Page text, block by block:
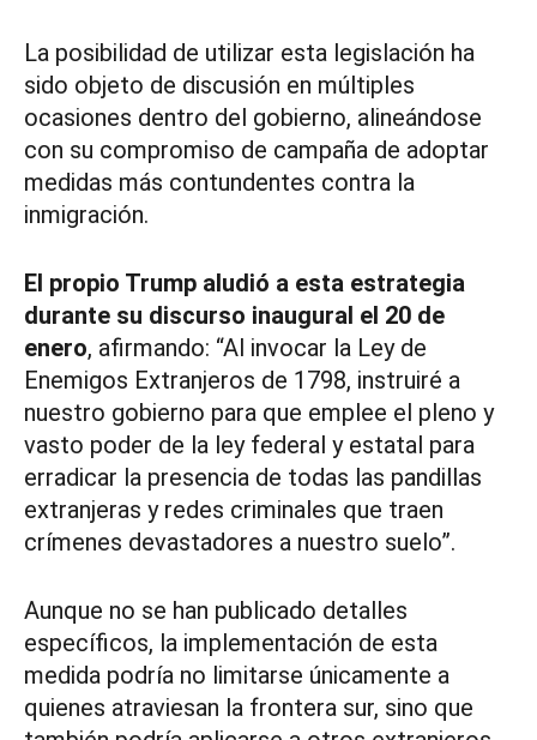
La posibilidad de utilizar esta legislación ha
sido objeto de discusión en múltiples
ocasiones dentro del gobierno, alineándose
con su compromiso de campaña de adoptar
medidas más contundentes contra la
inmigración.
El propio Trump aludió a esta estrategia
durante su discurso inaugural el 20 de
enero, afirmando: “Al invocar la Ley de
Enemigos Extranjeros de 1798, instruiré a
nuestro gobierno para que emplee el pleno y
vasto poder de la ley federal y estatal para
erradicar la presencia de todas las pandillas
extranjeras y redes criminales que traen
crímenes devastadores a nuestro suelo”.
Aunque no se han publicado detalles
específicos, la implementación de esta
medida podría no limitarse únicamente a
quienes atraviesan la frontera sur, sino que